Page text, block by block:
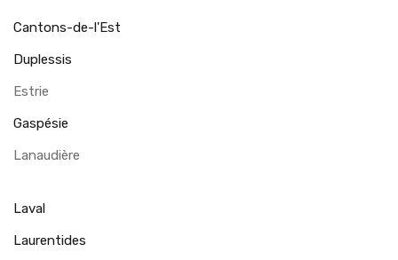
Cantons-de-l'Est
Duplessis
Estrie
Gaspésie
Lanaudière
Laval
Laurentides